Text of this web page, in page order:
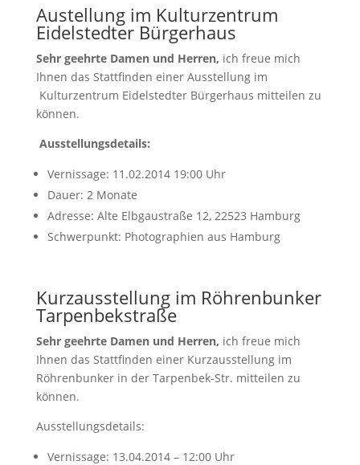
Austellung im Kulturzentrum
Eidelstedter Bürgerhaus
Sehr geehrte Damen und Herren, ich freue mich
Ihnen das Stattfinden einer Ausstellung im
Kulturzentrum Eidelstedter Bürgerhaus mitteilen zu
können.
Ausstellungsdetails:
Vernissage: 11.02.2014 19:00 Uhr
Dauer: 2 Monate
Adresse: Alte Elbgaustraße 12, 22523 Hamburg
Schwerpunkt: Photographien aus Hamburg
Kurzausstellung im Röhrenbunker
Tarpenbekstraße
Sehr geehrte Damen und Herren, ich freue mich
Ihnen das Stattfinden einer Kurzausstellung im
Röhrenbunker in der Tarpenbek-Str. mitteilen zu
können.
Ausstellungsdetails:
Vernissage: 13.04.2014 – 12:00 Uhr